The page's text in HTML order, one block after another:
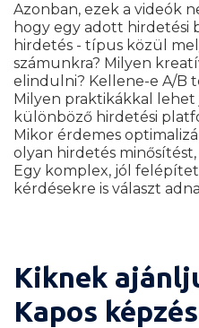
Azonban, ezek a videók
hogy egy adott hirdetési
hirdetés - típus közül
számunkra? Milyen
elindulni? Kellene-e A/B
Milyen praktikákkal
különböző hirdetési
Mikor érdemes
olyan hirdetés
Egy komplex, jól
kérdésekre is választ
Kiknek
Kapos